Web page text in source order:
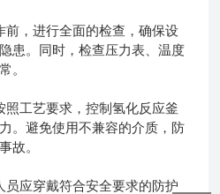
，进行全面的检查，确保设
患。同时，检查压力表、温度
。
工艺要求，控制氢化反应釜
。避免使用不兼容的介质，防
故。
应穿戴符合安全要求的防护